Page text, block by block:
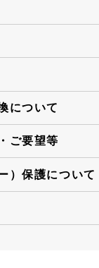
について
ご要望等
）保護について